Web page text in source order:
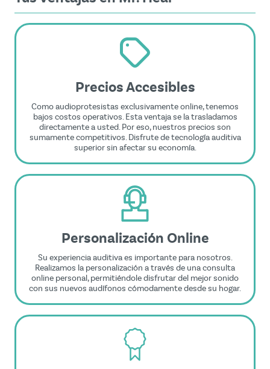
Precios Accesibles
Como audioprotesistas exclusivamente online, tenemos
bajos costos operativos. Esta ventaja se la trasladamos
directamente a usted. Por eso, nuestros precios son
sumamente competitivos. Disfrute de tecnología auditiva
superior sin afectar su economía.
Personalización Online
Su experiencia auditiva es importante para nosotros.
Realizamos la personalización a través de una consulta
online personal, permitiéndole disfrutar del mejor sonido
con sus nuevos audífonos cómodamente desde su hogar.